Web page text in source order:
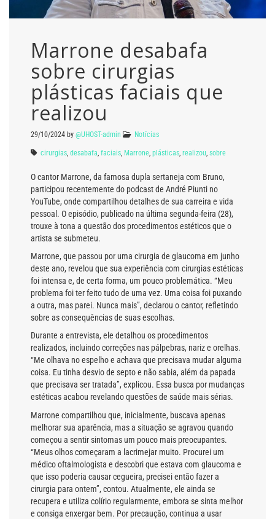
Marrone desabafa
sobre cirurgias
plásticas faciais que
realizou
29/10/2024 by @UHOST-admin Notícias
cirurgias desabafa faciais Marrone plásticas realizou sobre
O cantor Marrone, da famosa dupla sertaneja com Bruno,
participou recentemente do podcast de André Piunti no
YouTube, onde compartilhou detalhes de sua carreira e vida
pessoal. O episódio, publicado na última segunda-feira (28),
trouxe à tona a questão dos procedimentos estéticos que o
artista se submeteu.
Marrone, que passou por uma cirurgia de glaucoma em junho
deste ano, revelou que sua experiência com cirurgias estéticas
foi intensa e, de certa forma, um pouco problemática. “Meu
problema foi ter feito tudo de uma vez. Uma coisa foi puxando
a outra, mas parei. Nunca mais”, declarou o cantor, refletindo
sobre as consequências de suas escolhas.
Durante a entrevista, ele detalhou os procedimentos
realizados, incluindo correções nas pálpebras, nariz e orelhas.
“Me olhava no espelho e achava que precisava mudar alguma
coisa. Eu tinha desvio de septo e não sabia, além da papada
que precisava ser tratada”, explicou. Essa busca por mudanças
estéticas acabou revelando questões de saúde mais sérias.
Marrone compartilhou que, inicialmente, buscava apenas
melhorar sua aparência, mas a situação se agravou quando
começou a sentir sintomas um pouco mais preocupantes.
“Meus olhos começaram a lacrimejar muito. Procurei um
médico oftalmologista e descobri que estava com glaucoma e
que isso poderia causar cegueira, precisei então fazer a
cirurgia para ontem”, contou. Atualmente, ele ainda se
recupera e utiliza colírio regularmente, embora se sinta melhor
e consiga enxergar bem. Por precaução, continua a usar